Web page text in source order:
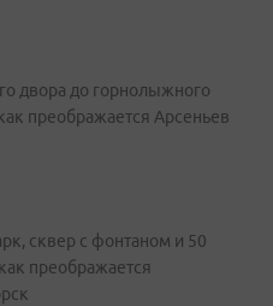
двора до горнолыжного
преображается Арсеньев
сквер с фонтаном и 50
преображается